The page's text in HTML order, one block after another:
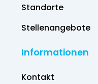
Standorte
Stellenangebote
Informationen
Kontakt